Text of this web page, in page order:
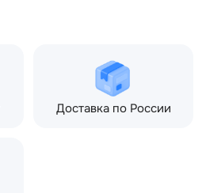
Доставка по России